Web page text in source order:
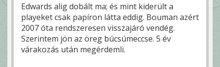
Edwards alig dobált ma; és mint kiderült a
playeket csak papíron látta eddig. Bouman azért
2007 óta rendszeresen visszajáró vendég.
Szerintem jön az öreg búcsúmeccse. 5 év
várakozás után megérdemli.